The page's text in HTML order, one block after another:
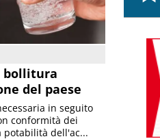
bollitura
del paese
in seguito
conformità dei
dell'ac...